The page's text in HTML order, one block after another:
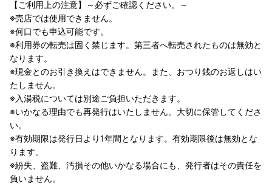
【ご利用上の注意】～必ずご確認ください。～
※売店では使用できません。
※何口でも申込可能です。
※利用券の転売は固く禁じます。第三者へ転売されたものは無効と
なります。
※現金とのお引き換えはできません。また、おつり銭のお返しはい
たしません。
※入湯税については別途ご負担いただきます。
※いかなる理由でも再発行はいたしません。大切に保管してくださ
い。
※有効期限は発行日より1年間となります。有効期限後は無効とな
ります。
※紛失、盗難、汚損その他いかなる場合にも、発行者はその責任を
負いません。